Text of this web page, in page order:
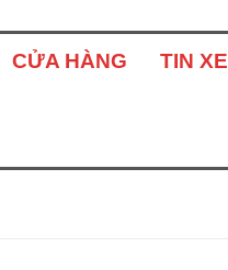
CỬA HÀNG TIN